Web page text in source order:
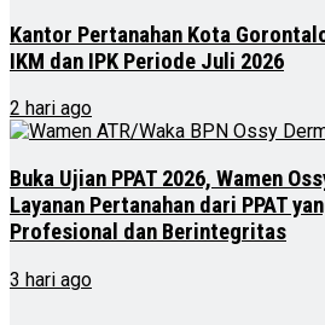
Kantor Pertanahan Kota
IKM dan IPK Periode Juli 2026
2 hari ago
Buka Ujian PPAT 2026, Wamen
Layanan Pertanahan dari PPAT
Profesional dan Berintegritas
3 hari ago